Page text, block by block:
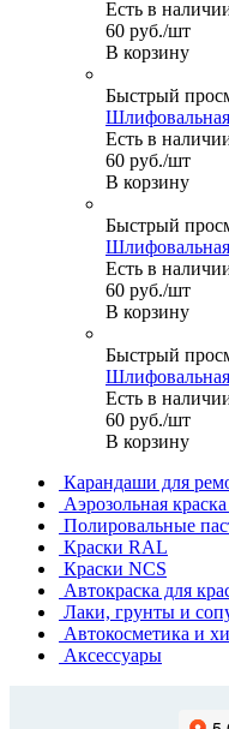
Есть в
60 руб./шт
В корзину
Быстрый
Шлифовальная
Есть в
60 руб./шт
В корзину
Быстрый
Шлифовальная
Есть в
60 руб./шт
В корзину
Быстрый
Шлифовальная
Есть в
60 руб./шт
В корзину
Карандаши для
Аэрозольная
Полировальные
Краски RAL
Краски NCS
Автокраска для
Лаки, грунты и
Автокосметика и
Аксессуары